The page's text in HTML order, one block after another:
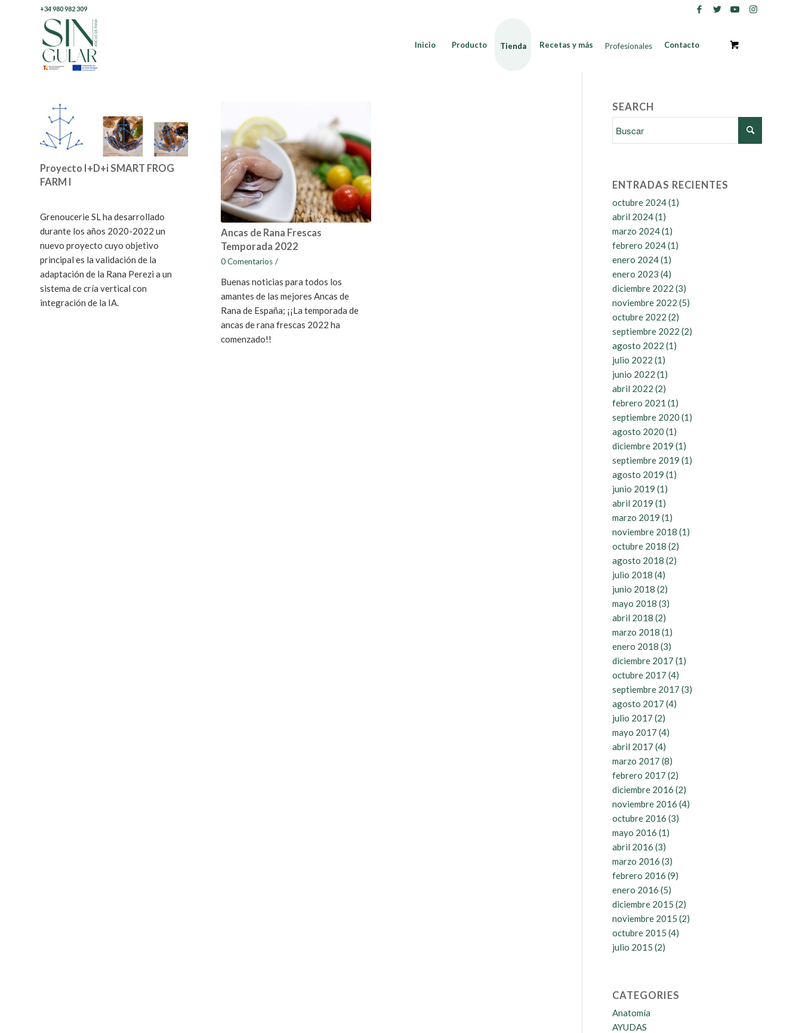
+34 980 982 309
Inicio Producto Tienda Recetas y más Profesionales Contacto
Proyecto I+D+i SMART FROG
FARM I
Grenoucerie SL ha desarrollado
durante los años 2020-2022 un
nuevo proyecto cuyo objetivo
principal es la validación de la
adaptación de la Rana Perezi a un
sistema de cría vertical con
integración de la IA.
Ancas de Rana Frescas
Temporada 2022
0 Comentarios /
Buenas noticias para todos los
amantes de las mejores Ancas de
Rana de España; ¡¡La temporada de
ancas de rana frescas 2022 ha
comenzado!!
SEARCH
ENTRADAS RECIENTES
octubre 2024(1)
abril 2024(1)
marzo 2024(1)
febrero 2024(1)
enero 2024(1)
enero 2023 (4)
diciembre 2022 (3)
noviembre 2022 (5)
octubre 2022 (2)
septiembre 2022 (2)
agosto 2022 (1)
julio 2022 (1)
junio 2022 (1)
abril 2022 (2)
febrero 2021 (1)
septiembre 2020 (1)
agosto 2020 (1)
diciembre 2019 (1)
septiembre 2019 (1)
agosto 2019 (1)
junio 2019 (1)
abril 2019 (1)
marzo 2019 (1)
noviembre 2018 (1)
octubre 2018 (2)
agosto 2018 (2)
julio 2018 (4)
junio 2018 (2)
mayo 2018 (3)
abril 2018 (2)
marzo 2018 (1)
enero 2018 (3)
diciembre 2017 (1)
octubre 2017 (4)
septiembre 2017 (3)
agosto 2017 (4)
julio 2017 (2)
mayo 2017 (4)
abril 2017 (4)
marzo 2017 (8)
febrero 2017 (2)
diciembre 2016 (2)
noviembre 2016 (4)
octubre 2016 (3)
mayo 2016 (1)
abril 2016 (3)
marzo 2016 (3)
febrero 2016 (9)
enero 2016 (5)
diciembre 2015 (2)
noviembre 2015 (2)
octubre 2015 (4)
julio 2015 (2)
CATEGORIES
Anatomía
AYUDAS